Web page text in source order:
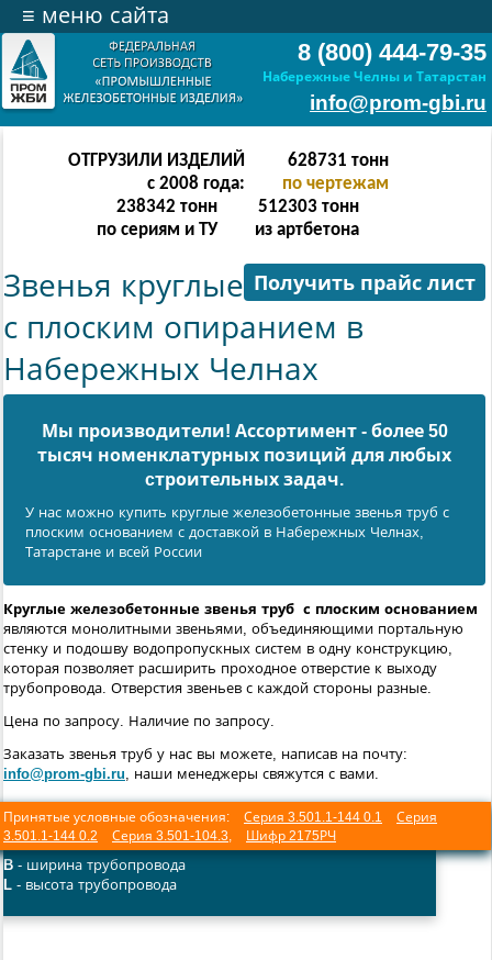
8 (800) 444-79-35
Набережные Челны и Татарстан
info@prom-gbi.ru
≡ меню сайта
ОТГРУЗИЛИ ИЗДЕЛИЙ
с 2008 года:
628731 тонн
по чертежам
238342 тонн
по сериям и ТУ
512303 тонн
из артбетона
Получить прайс лист
Звенья круглые
с плоским опиранием в
Набережных Челнах
Мы производители! Ассортимент - более 50
тысяч номенклатурных позиций для любых
cтроительных задач.
У нас можно купить круглые железобетонные звенья труб с
плоским основанием с доставкой в Набережных Челнах,
Татарстане и всей России
Круглые железобетонные звенья труб с плоским основанием
являются монолитными звеньями, объединяющими портальную
стенку и подошву водопропускных систем в одну конструкцию,
которая позволяет расширить проходное отверстие к выходу
трубопровода. Отверстия звеньев с каждой стороны разные.
Цена по запросу. Наличие по запросу.
Заказать звенья труб у нас вы можете, написав на почту:
info@prom-gbi.ru, наши менеджеры свяжутся с вами.
Принятые условные обозначения: Серия 3.501.1-144 0.1
Серия
3.501.1-144 0.2
Серия 3.501-104.3, Шифр 2175РЧ
B - ширина трубопровода
L - высота трубопровода